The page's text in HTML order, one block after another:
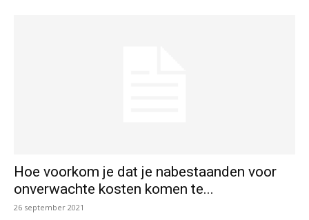
Hoe voorkom je dat je nabestaanden voor
onverwachte kosten komen te...
26 september 2021